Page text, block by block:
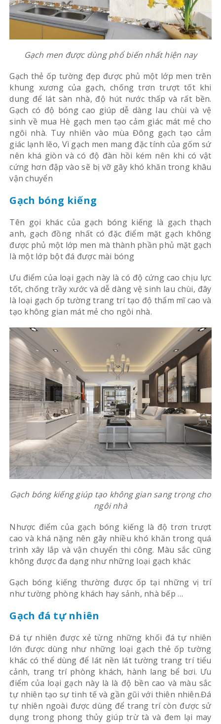
Gạch men được dùng phổ biến nhất hiện nay
Gạch thẻ ốp tường đẹp được phủ một lớp men trên
khung xương của gạch, chống trơn trượt tốt khi
dung để lát sàn nhà, độ hút nước thấp và rất bền.
Gạch có độ bóng cao giúp dễ dàng lau chùi và vệ
sinh về mua Hè gạch men tạo cảm giác mát mẻ cho
ngôi nhà. Tuy nhiên vào mùa Đông gạch tạo cảm
giác lạnh lẽo, Vì gạch men mang đặc tính của gốm sứ
nên khá giòn và có độ đàn hồi kém nên khi có vật
cứng hơn đập vào sẽ bị vỡ gây khó khăn trong khâu
vận chuyển
Gạch bóng kiếng
Tên gọi khác của gạch bóng kiếng là gạch thạch
anh, gạch đồng nhất có đặc điểm mặt gạch không
được phủ một lớp men mà thành phần phủ mặt gạch
là một lớp bột đá được mài bóng
Ưu điểm của loại gạch này là có độ cứng cao chịu lực
tốt, chống trầy xước và dễ dàng vệ sinh lau chùi, đây
là loại gạch ốp tường trang trí tạo độ thẩm mĩ cao và
tạo không gian mát mẻ cho ngôi nhà.
Gạch bóng kiếng giúp tạo không gian sang trọng cho
ngôi nhà
Nhược điểm của gạch bóng kiếng là độ trơn trượt
cao và khá nặng nên gây nhiều khó khăn trong quá
trình xây lắp và vận chuyển thi công. Màu sắc cũng
không được đa dạng như những loại gạch khác
Gạch bóng kiếng thường được ốp tại những vị trí
như tường phòng khách hay sảnh, nhà bếp …
Gạch đá tự nhiên
Đá tự nhiên được xẻ từng những khối đá tự nhiên
lớn được dùng như những loại gạch thẻ ốp tường
khác có thể dùng để lát nền lát tường trang trí tiểu
cảnh, trang trí phòng khách, hành lang bể bơi. Ưu
điểm của loại gạch này là là độ bền cao và màu sắc
tự nhiên tạo sự tinh tế và gần gũi với thiên nhiên.Đá
tự nhiên ngoài được dùng để trang trí còn được sử
dụng trong phong thủy giúp trừ tà và đem lại may